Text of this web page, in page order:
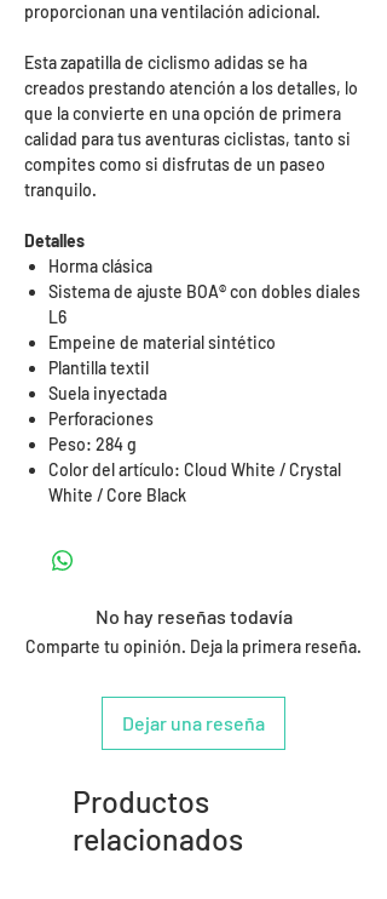
proporcionan una ventilación adicional.
Esta zapatilla de ciclismo adidas se ha
creados prestando atención a los detalles, lo
que la convierte en una opción de primera
calidad para tus aventuras ciclistas, tanto si
compites como si disfrutas de un paseo
tranquilo.
Detalles
Horma clásica
Sistema de ajuste BOA® con dobles diales
L6
Empeine de material sintético
Plantilla textil
Suela inyectada
Perforaciones
Peso: 284 g
Color del artículo: Cloud White / Crystal
White / Core Black
No hay reseñas todavía
Comparte tu opinión. Deja la primera reseña.
Dejar una reseña
Productos
relacionados